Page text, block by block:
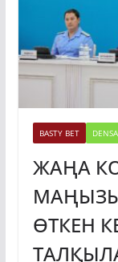
BASTY BET
ЖАҢА
ӨТКЕН